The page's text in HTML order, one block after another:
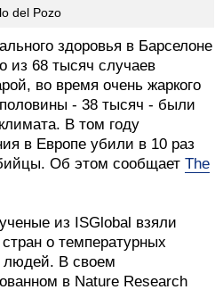
del Pozo
здоровья в Барселоне
из 68 тысяч случаев
во время очень жаркого
- 38 тысяч - были
В том году
в Европе убили в 10 раз
Об этом сообщает The
из ISGlobal взяли
о температурных
людей. В своем
в Nature Research